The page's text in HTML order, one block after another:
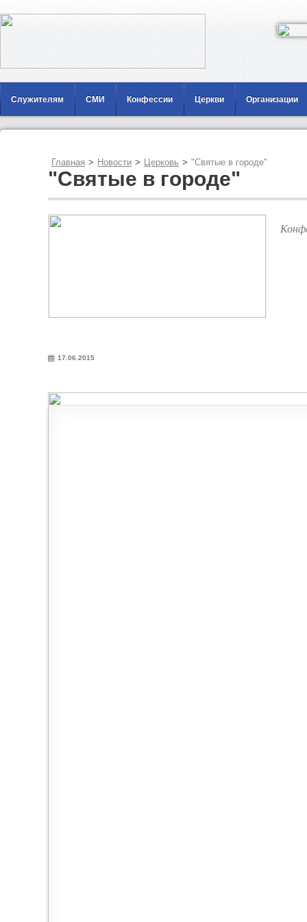
Служителям СМИ Конфессии Церкви Организации
Главная > Новости > Церковь > "Святые в городе"
"Святые в городе"
17.06.2015